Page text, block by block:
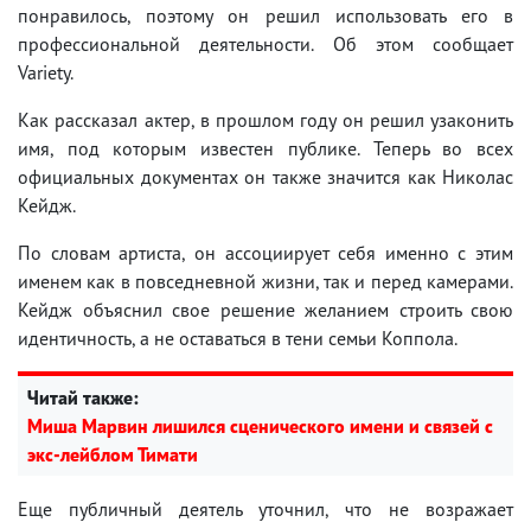
понравилось, поэтому он решил использовать его в
профессиональной деятельности. Об этом сообщает
Variety.
Как рассказал актер, в прошлом году он решил узаконить
имя, под которым известен публике. Теперь во всех
официальных документах он также значится как Николас
Кейдж.
По словам артиста, он ассоциирует себя именно с этим
именем как в повседневной жизни, так и перед камерами.
Кейдж объяснил свое решение желанием строить свою
идентичность, а не оставаться в тени семьи Коппола.
Читай также:
Миша Марвин лишился сценического имени и связей с
экс-лейблом Тимати
Еще публичный деятель уточнил, что не возражает